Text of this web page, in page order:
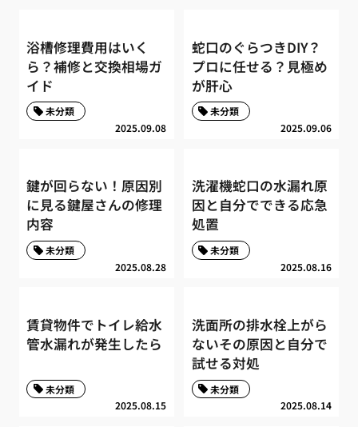
浴槽修理費用はいく
ら？補修と交換相場ガ
イド
2025.09.08
未分類
蛇口のぐらつきDIY？
プロに任せる？見極め
が肝心
2025.09.06
未分類
鍵が回らない！原因別
に見る鍵屋さんの修理
内容
2025.08.28
未分類
洗濯機蛇口の水漏れ原
因と自分でできる応急
処置
2025.08.16
未分類
賃貸物件でトイレ給水
管水漏れが発生したら
2025.08.15
未分類
洗面所の排水栓上がら
ないその原因と自分で
試せる対処
2025.08.14
未分類